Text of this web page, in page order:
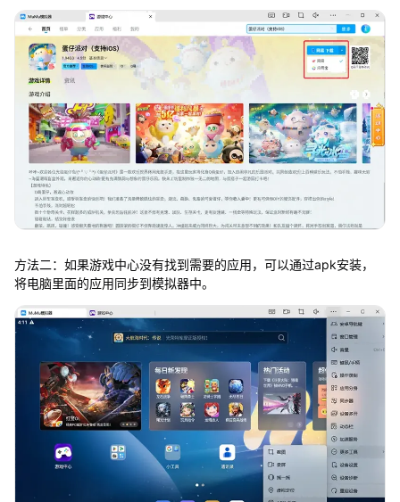
方法二：如果游戏中心没有找到需要的应用，可以通过apk安装，
将电脑里面的应用同步到模拟器中。